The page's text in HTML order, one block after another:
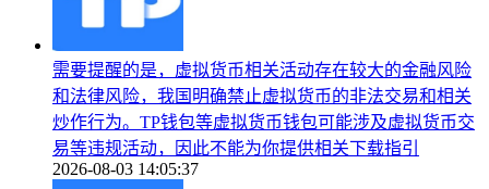
需要提醒的是，虚拟货币相关活动存在较大的金融风险
和法律风险，我国明确禁止虚拟货币的非法交易和相关
炒作行为。TP钱包等虚拟货币钱包可能涉及虚拟货币交
易等违规活动，因此不能为你提供相关下载指引
2026-08-03 14:05:37